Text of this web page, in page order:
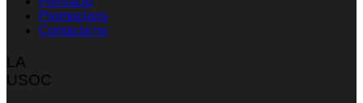
Promocions
Contacta’ns
LA
USOC